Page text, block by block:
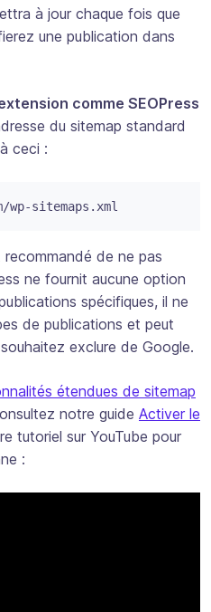
à jour chaque fois que
une publication dans
comme SEOPress
du sitemap standard
ceci :
wp-sitemaps.xml
de ne pas
ne fournit aucune option
spécifiques, il ne
de publications et peut
exclure de Google.
étendues de sitemap
notre guide Activer le
tutoriel sur YouTube pour
: